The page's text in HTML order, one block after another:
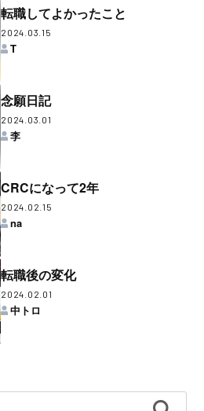
転職してよかったこと
2024.03.15
T
念願日記
2024.03.01
李
CRCになって2年
2024.02.15
na
転職後の変化
2024.02.01
中トロ